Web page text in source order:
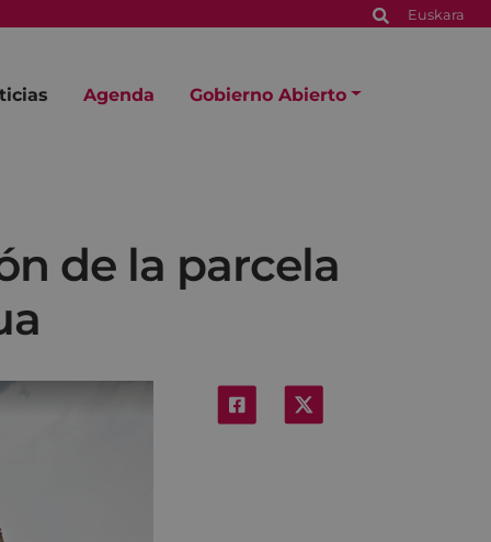
Euskara
Agenda Gobierno Abierto
de la parcela